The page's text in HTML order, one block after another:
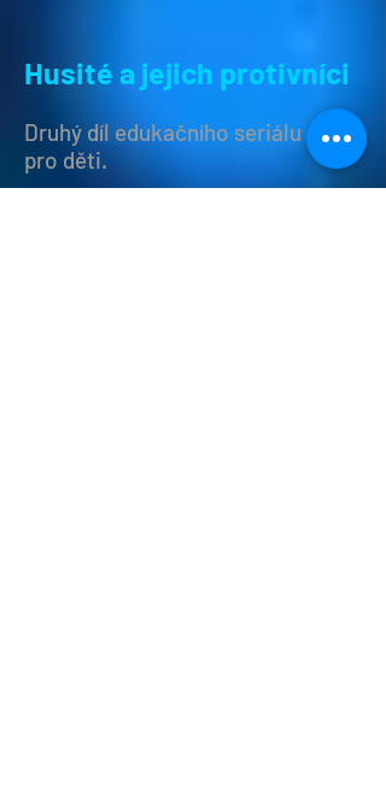
Husité a jejich protivníci
Druhý díl edukačního seriálu nejen
pro děti.